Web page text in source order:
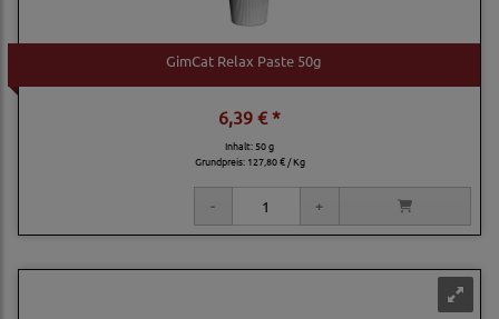
GimCat Relax Paste 50g
6,39 € *
Inhalt: 50 g
Grundpreis: 127,80 € / Kg